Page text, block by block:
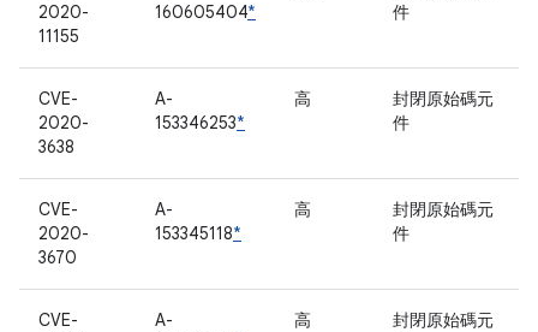
2020-
11155
160605404*
件
CVE-
2020-
3638
A-
153346253*
高
封閉原始碼元
件
CVE-
2020-
3670
A-
153345118*
高
封閉原始碼元
件
CVE-
A-
高
封閉原始碼元